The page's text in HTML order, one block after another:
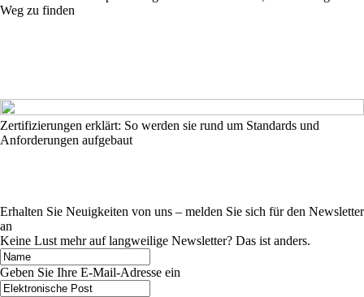
Weg zu finden
Zertifizierungen erklärt: So werden sie rund um Standards und
Anforderungen aufgebaut
Erhalten Sie Neuigkeiten von uns – melden Sie sich für den Newsletter
an
Keine Lust mehr auf langweilige Newsletter? Das ist anders.
Geben Sie Ihre E-Mail-Adresse ein